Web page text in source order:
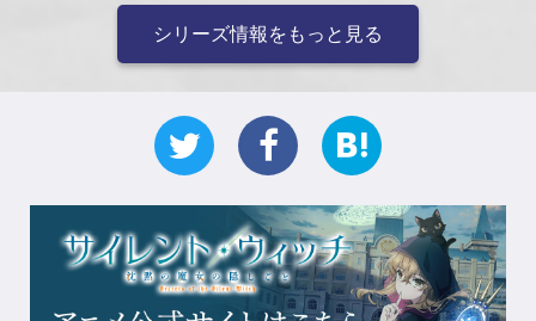
シリーズ情報をもっと見る